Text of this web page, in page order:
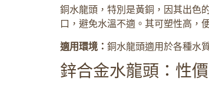
銅水龍頭，特別是黃銅，因其出色
口，避免水溫不適。其可塑性高，
適用環境： 銅水龍頭適用於各種水
鋅合金水龍頭：性